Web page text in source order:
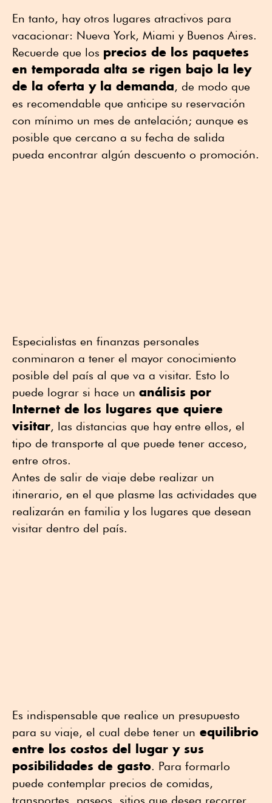
En tanto, hay otros lugares atractivos para
vacacionar: Nueva York, Miami y Buenos Aires.
Recuerde que los precios de los paquetes
en temporada alta se rigen bajo la ley
de la oferta y la demanda, de modo que
es recomendable que anticipe su reservación
con mínimo un mes de antelación; aunque es
posible que cercano a su fecha de salida
pueda encontrar algún descuento o promoción.
Especialistas en finanzas personales
conminaron a tener el mayor conocimiento
posible del país al que va a visitar. Esto lo
puede lograr si hace un análisis por
Internet de los lugares que quiere
visitar, las distancias que hay entre ellos, el
tipo de transporte al que puede tener acceso,
entre otros.
Antes de salir de viaje debe realizar un
itinerario, en el que plasme las actividades que
realizarán en familia y los lugares que desean
visitar dentro del país.
Es indispensable que realice un presupuesto
para su viaje, el cual debe tener un equilibrio
entre los costos del lugar y sus
posibilidades de gasto. Para formarlo
puede contemplar precios de comidas,
transportes, paseos, sitios que desea recorrer,